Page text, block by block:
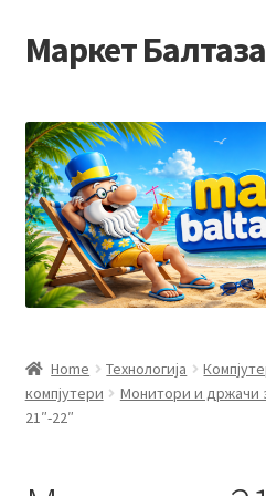
Skip
to
Skip
to
Маркет
Checkout
Homepage
Privacy Policy
Контакт
Home Технологија
компјутери
Монитори и држачи
21″-22″